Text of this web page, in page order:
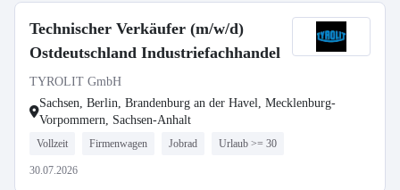
Technischer Verkäufer (m/w/d)
Ostdeutschland Industriefachhandel
TYROLIT GmbH
Sachsen, Berlin, Brandenburg an der Havel, Mecklenburg-
Vorpommern, Sachsen-Anhalt
Vollzeit Firmenwagen Jobrad Urlaub >= 30
30.07.2026